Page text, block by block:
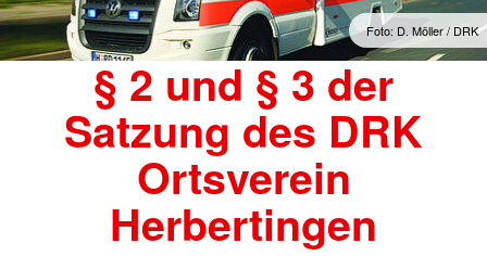
Foto: D. Möller / DRK
§ 2 und § 3 der
Satzung des DRK
Ortsverein
Herbertingen